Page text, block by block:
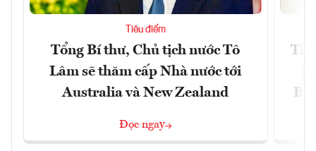
Tiêu điểm
Tổng Bí thư, Chủ tịch nước Tô
Lâm sẽ thăm cấp Nhà nước tới
Australia và New Zealand
Đọc ngay